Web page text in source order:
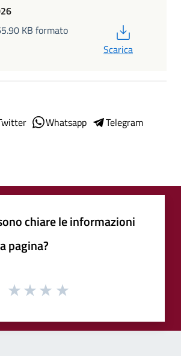
KB formato
Scarica
Whatsapp
Telegram
chiare le informazioni
pagina?